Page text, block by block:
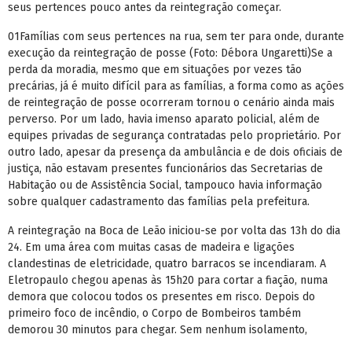
seus pertences pouco antes da reintegração começar.
01Famílias com seus pertences na rua, sem ter para onde, durante
execução da reintegração de posse (Foto: Débora Ungaretti)Se a
perda da moradia, mesmo que em situações por vezes tão
precárias, já é muito difícil para as famílias, a forma como as ações
de reintegração de posse ocorreram tornou o cenário ainda mais
perverso. Por um lado, havia imenso aparato policial, além de
equipes privadas de segurança contratadas pelo proprietário. Por
outro lado, apesar da presença da ambulância e de dois oficiais de
justiça, não estavam presentes funcionários das Secretarias de
Habitação ou de Assistência Social, tampouco havia informação
sobre qualquer cadastramento das famílias pela prefeitura.
A reintegração na Boca de Leão iniciou-se por volta das 13h do dia
24. Em uma área com muitas casas de madeira e ligações
clandestinas de eletricidade, quatro barracos se incendiaram. A
Eletropaulo chegou apenas às 15h20 para cortar a fiação, numa
demora que colocou todos os presentes em risco. Depois do
primeiro foco de incêndio, o Corpo de Bombeiros também
demorou 30 minutos para chegar. Sem nenhum isolamento,